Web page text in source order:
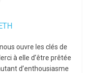
ouvre les clés de
à elle d’être prêtée
d’enthousiasme